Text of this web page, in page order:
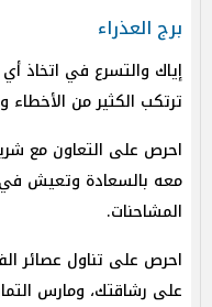
برج العذراء
إياك والتسرع في اتخاذ أي
ترتكب الكثير من
احرص على التعاون مع
معه بالسعادة وتعيش في
المشاحنات.
احرص على تناول عصائر
على رشاقتك، ومارس